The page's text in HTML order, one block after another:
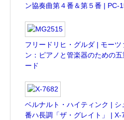
ン協奏曲第４番＆第５番 | PC-
フリードリヒ・グルダ | モーツ
ン：ピアノと管楽器のための
ード
ベルナルト・ハイティンク | シ
番ハ長調「ザ・グレイト」 | X-